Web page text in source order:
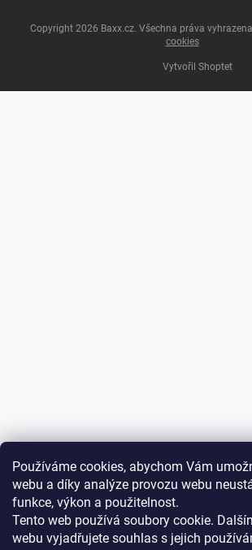
Používáme cookies, abychom Vám
webu a díky analýze provozu webu
funkce, výkon a použitelnost.
Tento web používá soubory cookie.
webu vyjadřujete souhlas s jejich
Vytvořil Shoptet
Copyright 2026 Baxx.cz. Všechna práva vyhrazena.
cookies